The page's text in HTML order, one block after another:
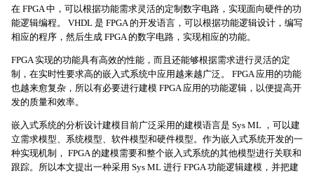
在 FPGA 中，可以根据功能需求灵活的定制数字电路，实现面向硬件的功
能逻辑编程。 VHDL 是 FPGA 的开发语言，可以根据功能逻辑设计，编写
相应的程序，然后生成 FPGA 的数字电路，实现相应的功能。
FPGA 实现的功能具有高效的性能，而且还能够根据需求进行灵活的定
制，在实时性要求高的嵌入式系统中应用越来越广泛。 FPGA 应用的功能
也越来愈复杂，所以有必要进行建模 FPGA 应用的功能逻辑，以便提高开
发的质量和效率。
嵌入式系统的分析设计建模目前广泛采用的建模语言是 Sys ML ，可以建
立需求模型、系统模型、软件模型和硬件模型。作为嵌入式系统开发的一
种实现机制， FPGA 的建模需要和整个嵌入式系统的其他模型进行关联和
跟踪。所以本文提出一种采用 Sys ML 进行 FPGA 功能逻辑建模，并把建